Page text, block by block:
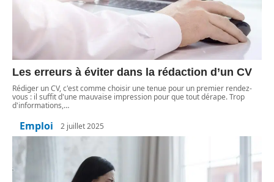
Les erreurs à éviter dans la rédaction d’un CV
Rédiger un CV, c'est comme choisir une tenue pour un premier rendez-
vous : il suffit d'une mauvaise impression pour que tout dérape. Trop
d'informations,…
Emploi 2 juillet 2025